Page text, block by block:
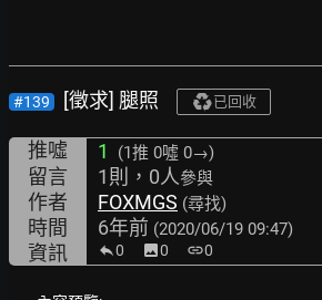
#139 [徵求] 腿照 已回收
推噓 1 (1推 0噓 0→)
留言 1則，0人參與
作者 FOXMGS (尋找)
時間 6年前 (2020/06/19 09:47)
資訊 0 image0 link0